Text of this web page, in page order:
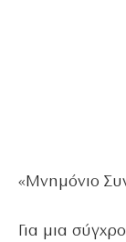
«Μνημόνιο
Για μια